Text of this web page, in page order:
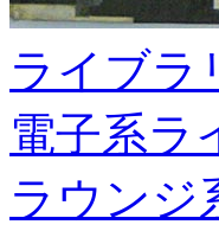
ライブラ
電子系ラ
ラウンジ